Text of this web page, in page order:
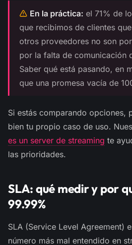
En la práctica: el 71% de
que recibimos de clientes
otros proveedores no son
por la falta de comunicación
Saber qué está pasando, en
que una promesa vacía de
Si estás comparando opciones,
bien tu propio caso de uso.
es un server de streaming te
las prioridades.
SLA: qué medir y por
99.99%
SLA (Service Level Agreement)
número más mal entendido en